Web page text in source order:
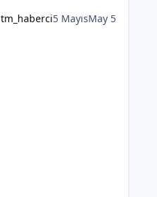
tm_haberci5 MayısMay 5